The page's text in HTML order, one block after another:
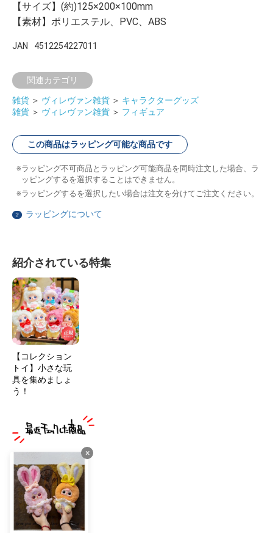
【サイズ】(約)125×200×100mm
【素材】ポリエステル、PVC、ABS
JAN 4512254227011
関連カテゴリ
雑貨 ＞ ヴィレヴァン雑貨 ＞ キャラクターグッズ
雑貨 ＞ ヴィレヴァン雑貨 ＞ フィギュア
この商品はラッピング可能な商品です
ラッピング不可商品とラッピング可能商品を同時注文した場合、ラ
ッピングするを選択することはできません。
ラッピングするを選択したい場合は注文を分けてご注文ください。
？ ラッピングについて
紹介されている特集
【コレクション
トイ】小さな玩
具を集めましょ
う！
×